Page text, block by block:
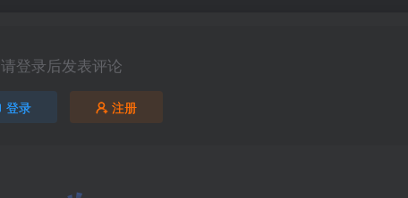
请登录后发表评论
登录 注册